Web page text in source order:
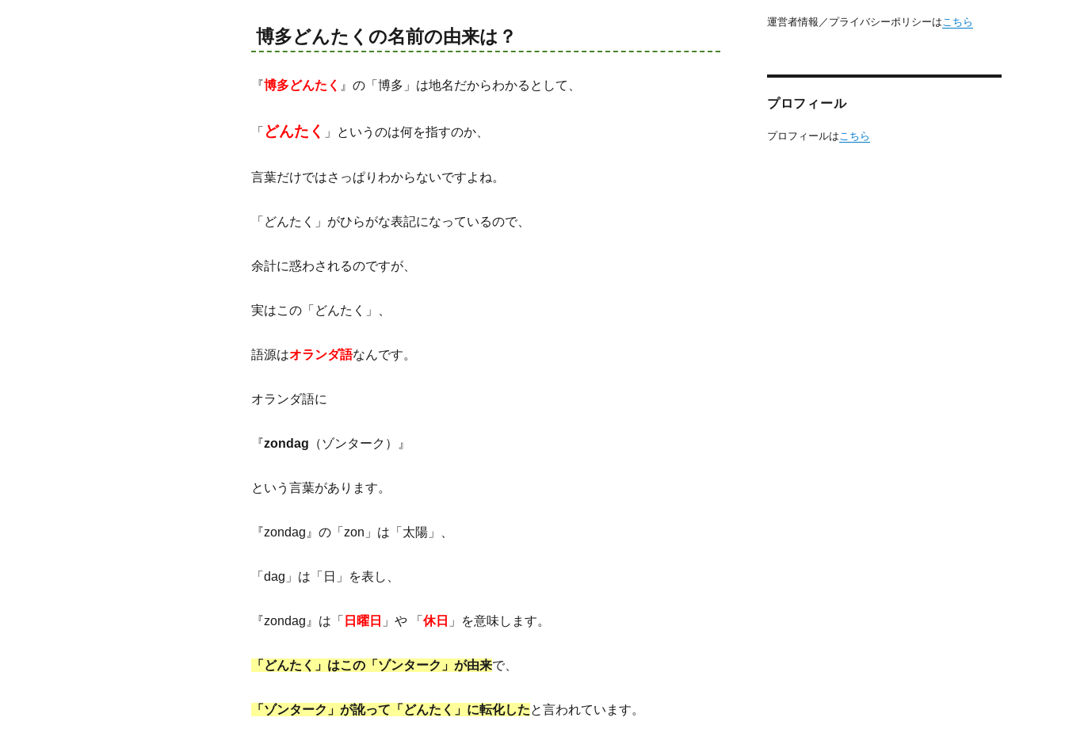
博多どんたくの名前の由来は？
『博多どんたく 』の「博多」は地名だからわかるとして、
「 どんたく 」というのは何を指すのか、
言葉だけではさっぱりわからないですよね。
「どんたく」がひらがな表記になっているので、
余計に惑わされるのですが、
実はこの「どんたく」、
語源はオランダ語なんです。
オランダ語に
『zondag （ゾンターク）』
という言葉があります。
『zondag』の「zon」は「太陽」、
「dag」は「日」を表し、
『zondag』は「 日曜日 」や 「 休日 」を意味します。
「どんたく」はこの「ゾンターク」が由来で、
「ゾンターク」が訛って「どんたく」に転化したと言われています。
運営者情報／プライバシーポリシーはこちら
プロフィール
プロフィールはこちら